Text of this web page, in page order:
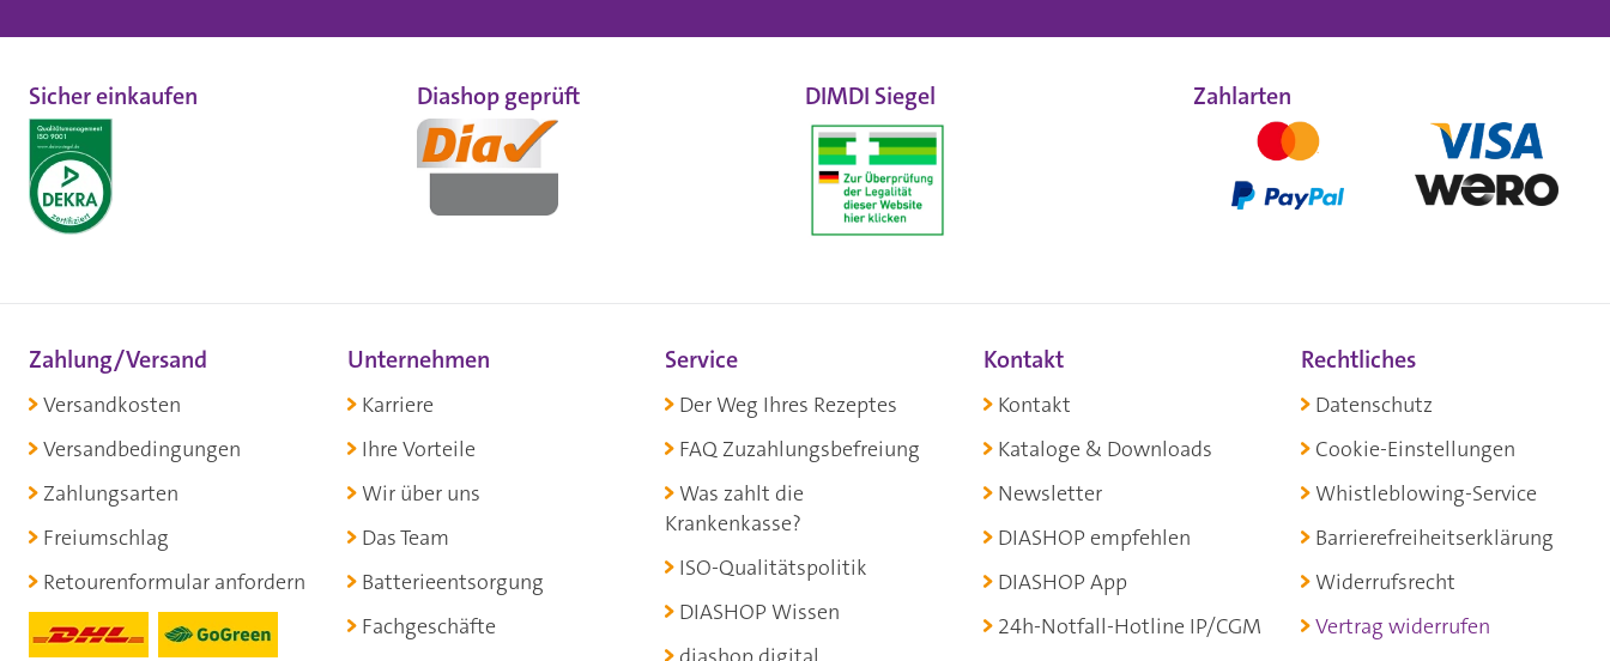
Sicher einkaufen Diashop geprüft DIMDI Siegel Zahlarten
Zahlung/Versand
Versandkosten
Versandbedingungen
Zahlungsarten
Freiumschlag
Retourenformular anfordern
Unternehmen
Karriere
Ihre Vorteile
Wir über uns
Das Team
Batterieentsorgung
Fachgeschäfte
Service
Der Weg Ihres Rezeptes
FAQ Zuzahlungsbefreiung
Was zahlt die
Krankenkasse?
ISO-Qualitätspolitik
DIASHOP Wissen
Kontakt
Kontakt
Kataloge & Downloads
Newsletter
DIASHOP empfehlen
DIASHOP App
24h-Notfall-Hotline IP/CGM
Rechtliches
Datenschutz
Cookie-Einstellungen
Whistleblowing-Service
Barrierefreiheitserklärung
Widerrufsrecht
Vertrag widerrufen